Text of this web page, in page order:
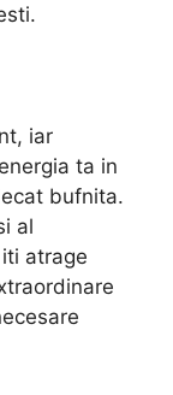
iar
ta in
bufnita.
al
atrage